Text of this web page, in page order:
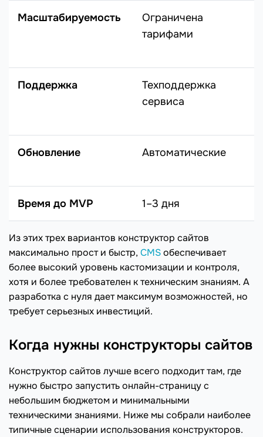
Масштабируемость
Ограничена
тарифами
Поддержка
Техподдержка
сервиса
Обновление Автоматические
Время до MVP 1–3 дня
Из этих трех вариантов конструктор сайтов
максимально прост и быстр, CMSобеспечивает
более высокий уровень кастомизации и контроля,
хотя и более требователен к техническим знаниям. А
разработка с нуля дает максимум возможностей, но
требует серьезных инвестиций.
Когда нужны конструкторы сайтов
Конструктор сайтов лучше всего подходит там, где
нужно быстро запустить онлайн-страницу с
небольшим бюджетом и минимальными
техническими знаниями. Ниже мы собрали наиболее
типичные сценарии использования конструкторов.